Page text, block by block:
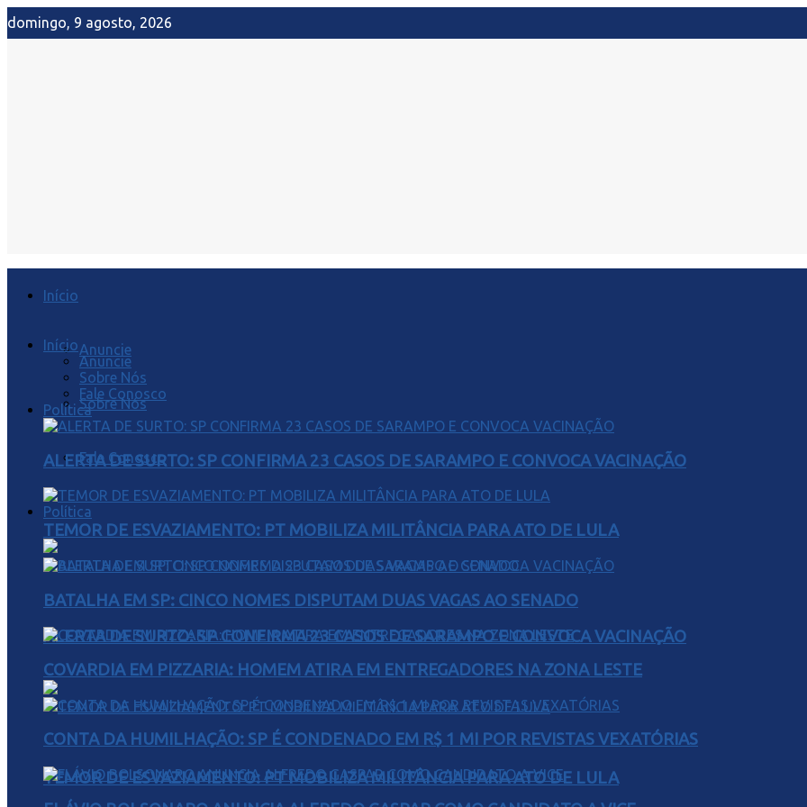
domingo, 9 agosto, 2026
Início
Anuncie
Sobre Nós
Fale Conosco
Política
ALERTA DE SURTO: SP CONFIRMA 23 CASOS DE SARAMPO E CONVOCA VACINAÇÃO
TEMOR DE ESVAZIAMENTO: PT MOBILIZA MILITÂNCIA PARA ATO DE LULA
Início
Anuncie
Sobre Nós
Fale Conosco
Política
ALERTA DE SURTO: SP CONFIRMA 23 CASOS DE SARAMPO E CONVOCA VACINAÇÃO
TEMOR DE ESVAZIAMENTO: PT MOBILIZA MILITÂNCIA PARA ATO DE LULA
BATALHA EM SP: CINCO NOMES DISPUTAM DUAS VAGAS AO SENADO
COVARDIA EM PIZZARIA: HOMEM ATIRA EM ENTREGADORES NA ZONA LESTE
CONTA DA HUMILHAÇÃO: SP É CONDENADO EM R$ 1 MI POR REVISTAS VEXATÓRIAS